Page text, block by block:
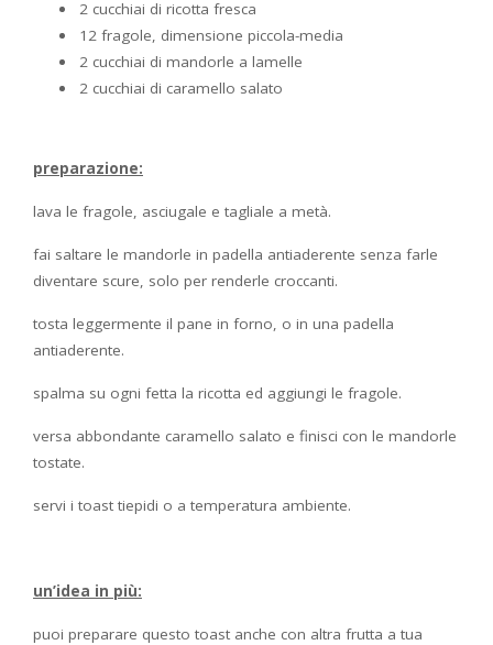
2 cucchiai di ricotta fresca
12 fragole, dimensione piccola-media
2 cucchiai di mandorle a lamelle
2 cucchiai di caramello salato
preparazione:
lava le fragole, asciugale e tagliale a metà.
fai saltare le mandorle in padella antiaderente senza farle
diventare scure, solo per renderle croccanti.
tosta leggermente il pane in forno, o in una padella
antiaderente.
spalma su ogni fetta la ricotta ed aggiungi le fragole.
versa abbondante caramello salato e finisci con le mandorle
tostate.
servi i toast tiepidi o a temperatura ambiente.
un’idea in più:
puoi preparare questo toast anche con altra frutta a tua